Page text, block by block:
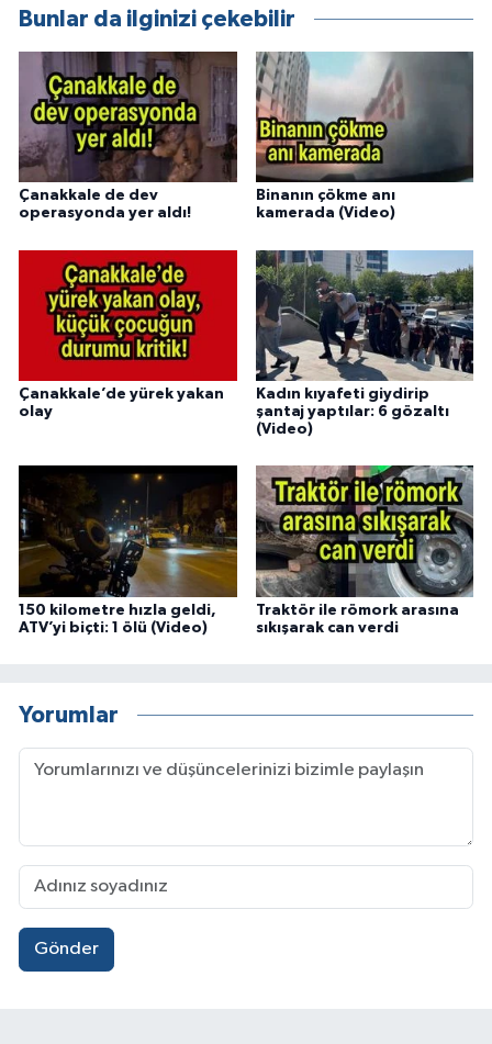
Bunlar da ilginizi çekebilir
Çanakkale de dev
operasyonda yer aldı!
Binanın çökme anı
kamerada (Video)
Çanakkale’de yürek yakan
olay
Kadın kıyafeti giydirip
şantaj yaptılar: 6 gözaltı
(Video)
150 kilometre hızla geldi,
ATV’yi biçti: 1 ölü (Video)
Traktör ile römork arasına
sıkışarak can verdi
Yorumlar
Gönder